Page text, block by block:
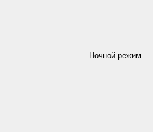
Ночной режим